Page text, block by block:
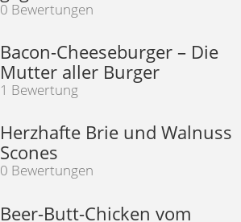
0 Bewertungen
Bacon-Cheeseburger – Die
Mutter aller Burger
1 Bewertung
Herzhafte Brie und Walnuss
Scones
0 Bewertungen
Beer-Butt-Chicken vom